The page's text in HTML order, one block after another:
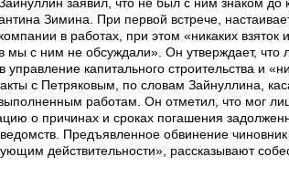
Зимина. При первой встрече,
в работах, при этом «никаких
мы с ним не обсуждали». Он утверждает, что
управление капитального строительства и
с Петряковым, по словам Зайнуллина,
работам. Он отметил, что мог
о причинах и сроках погашения
Предъявленное обвинение
действительности», рассказывают